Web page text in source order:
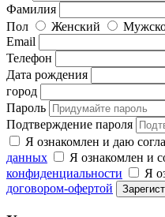
Фамилия
Пол
Женский
Email
Телефон
Дата рождения
город
Пароль
Подтверждение пароля
Я ознакомлен и даю
данных
Я ознакомлен и
конфиденциальности
Я
договором-офертой